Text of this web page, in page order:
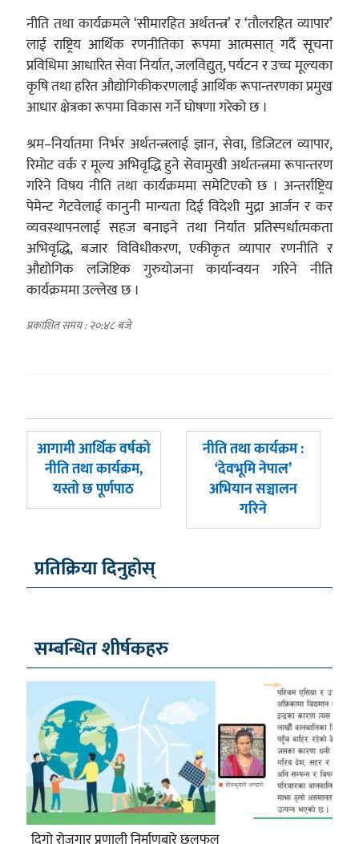
नीति तथा कार्यक्रमले ‘सीमारहित अर्थतन्त्र’ र ‘तौलरहित व्यापार’
लाई राष्ट्रिय आर्थिक रणनीतिका रूपमा आत्मसात् गर्दै सूचना
प्रविधिमा आधारित सेवा निर्यात, जलविद्युत्, पर्यटन र उच्च मूल्यका
कृषि तथा हरित औद्योगिकीकरणलाई आर्थिक रूपान्तरणका प्रमुख
आधार क्षेत्रका रूपमा विकास गर्ने घोषणा गरेको छ ।
श्रम–निर्यातमा निर्भर अर्थतन्त्रलाई ज्ञान, सेवा, डिजिटल व्यापार,
रिमोट वर्क र मूल्य अभिवृद्धि हुने सेवामुखी अर्थतन्त्रमा रूपान्तरण
गरिने विषय नीति तथा कार्यक्रममा समेटिएको छ । अन्तर्राष्ट्रिय
पेमेन्ट गेटवेलाई कानुनी मान्यता दिई विदेशी मुद्रा आर्जन र कर
व्यवस्थापनलाई सहज बनाइने तथा निर्यात प्रतिस्पर्धात्मकता
अभिवृद्धि, बजार विविधीकरण, एकीकृत व्यापार रणनीति र
औद्योगिक लजिष्टिक गुरुयोजना कार्यान्वयन गरिने नीति
कार्यक्रममा उल्लेख छ ।
प्रकाशित समय : २०:४८ बजे
पछिल्लाे
आगामी आर्थिक वर्षको
नीति तथा कार्यक्रम,
यस्तो छ पूर्णपाठ
अघिल्लाे
नीति तथा कार्यक्रम :
‘देवभूमि नेपाल’
अभियान सञ्चालन
गरिने
प्रतिक्रिया दिनुहोस्
सम्बन्धित शीर्षकहरु